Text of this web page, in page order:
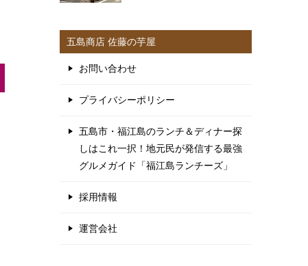
五島商店 佐藤の芋屋
お問い合わせ
プライバシーポリシー
五島市・福江島のランチ＆ディナー探
しはこれ一択！地元民が発信する最強
グルメガイド「福江島ランチーズ」
採用情報
運営会社